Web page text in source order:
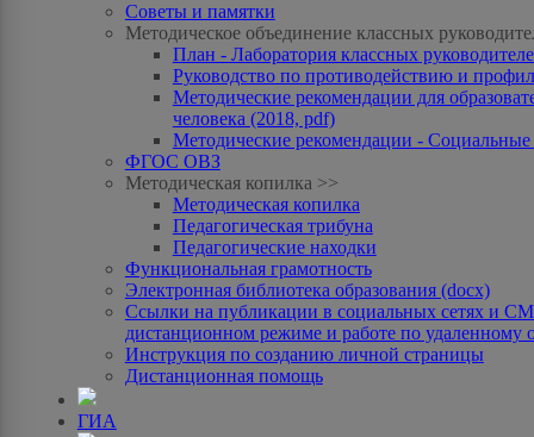
Советы и памятки
Методическое объединение классных
План - Лаборатория классных
Руководство по противодействию и
Методические рекомендации для
человека (2018, pdf)
Методические рекомендации -
ФГОС ОВЗ
Методическая копилка >>
Методическая копилка
Педагогическая трибуна
Педагогические находки
Функциональная грамотность
Электронная библиотека образования (docx)
Ссылки на публикации в социальных сетях и
дистанционном режиме и работе по удаленному
Инструкция по созданию личной страницы
Дистанционная помощь
ГИА